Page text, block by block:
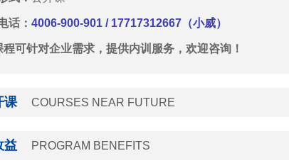
话：4006-900-901 / 17717312667（小威）
程可针对企业需求，提供内训服务，欢迎咨询！
课 COURSES NEAR FUTURE
益 PROGRAM BENEFITS